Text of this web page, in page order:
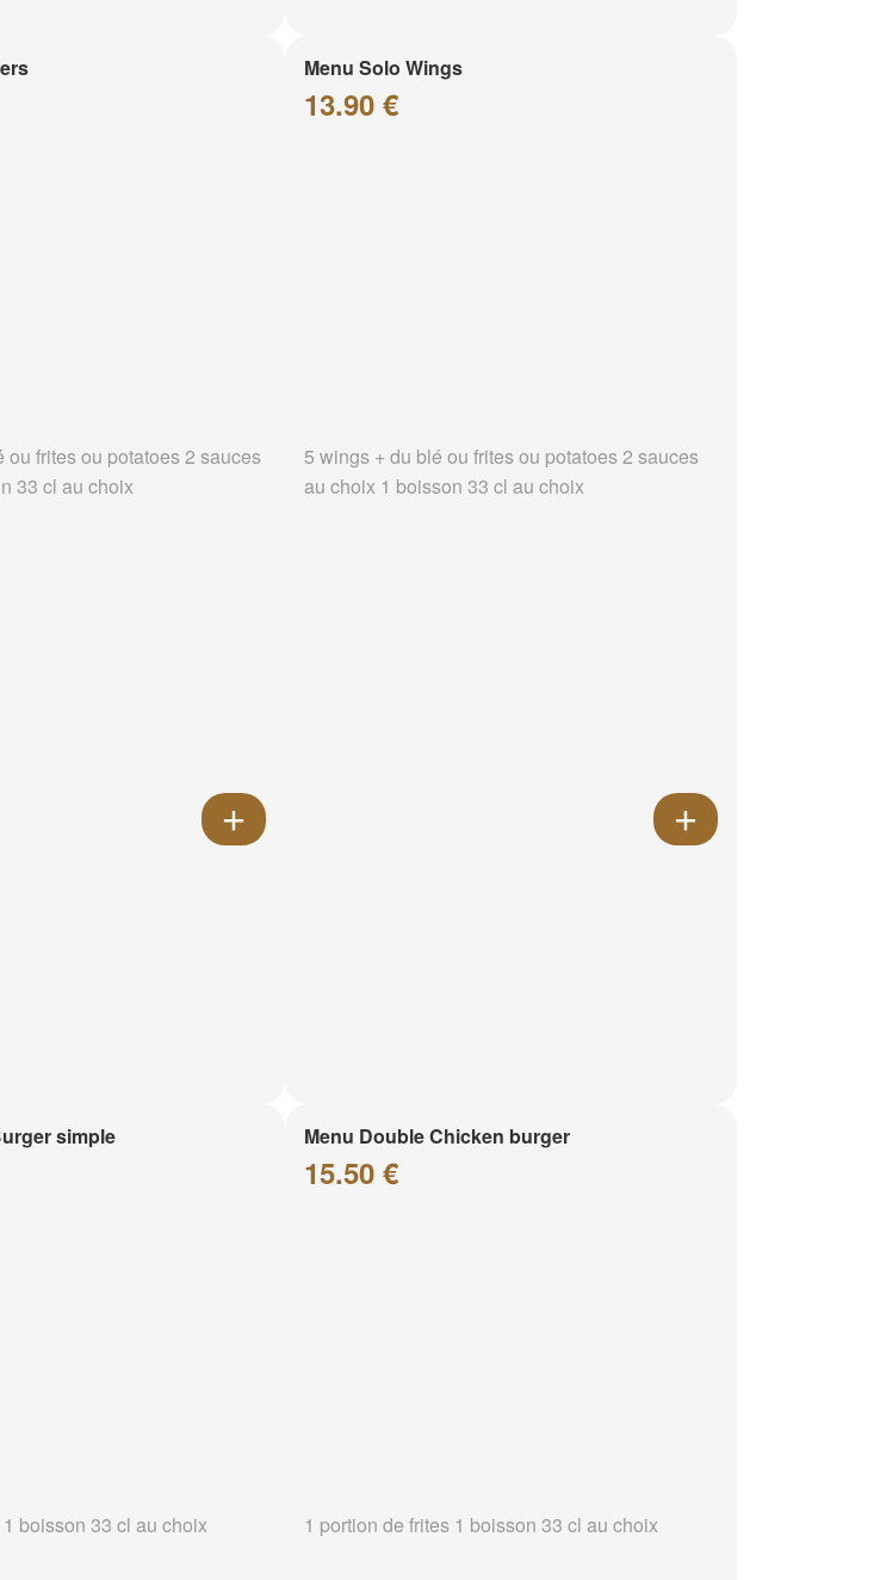
ou frites ou potatoes 2 sauces
33 cl au choix
Menu Solo Wings
13.90 €
5 wings + du blé ou frites ou potatoes 2 sauces
au choix 1 boisson 33 cl au choix
simple
boisson 33 cl au choix
Menu Double Chicken burger
15.50 €
1 portion de frites 1 boisson 33 cl au choix